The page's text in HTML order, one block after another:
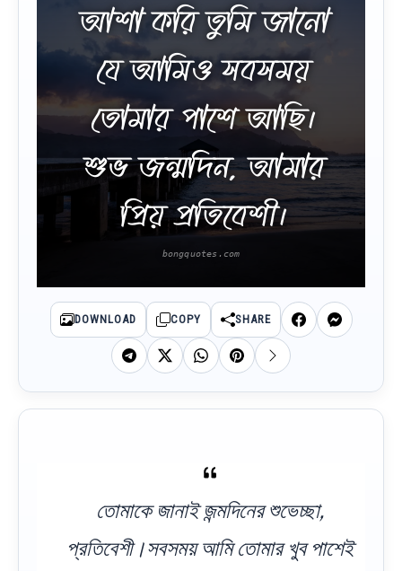
আশা করি তুমি জানো
যে আমিও সবসময়
তোমার পাশে আছি।
শুভ জন্মদিন, আমার
প্রিয় প্রতিবেশী।
DOWNLOAD COPY SHARE
তোমাকে জানাই জন্মদিনের শুভেচ্ছা,
প্রতিবেশী।সবসময় আমি তোমার খুব পাশেই